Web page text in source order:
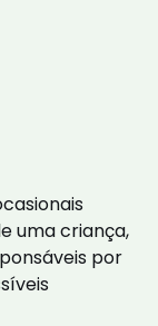
uma criança,
por